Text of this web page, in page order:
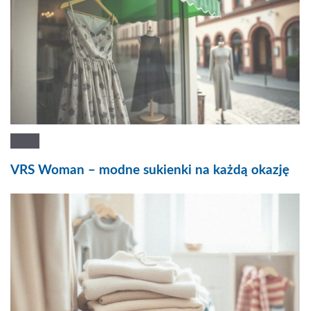
VRS Woman – modne sukienki na każdą okazję